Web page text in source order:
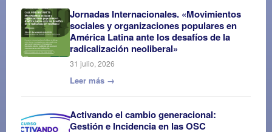
Jornadas Internacionales. «Movimientos
sociales y organizaciones populares en
América Latina ante los desafíos de la
radicalización neoliberal»
31 julio, 2026
Leer más →
Activando el cambio generacional:
Gestión e Incidencia en las OSC